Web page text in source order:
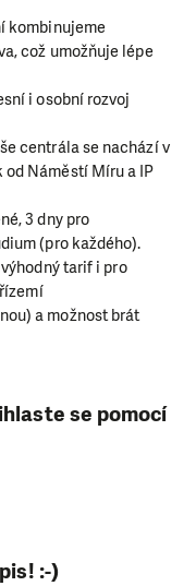
kombinujeme
což umožňuje lépe
i osobní rozvoj
centrála se nachází v
Náměstí Míru a IP
3 dny pro
(pro každého).
tarif i pro
a možnost brát
se pomocí
! :-)